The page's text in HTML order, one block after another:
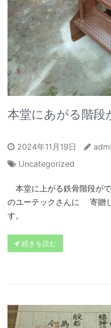
本堂にあがる階段
2024年11月19日
Uncategorized
本堂に上がる鉄骨階段が
のユーテックさんに 寄贈
す。
続きを読む